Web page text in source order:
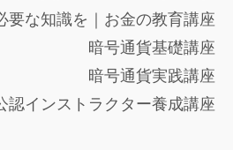
要な知識を｜お金の教育講座
暗号通貨基礎講座
暗号通貨実践講座
認インストラクター養成講座